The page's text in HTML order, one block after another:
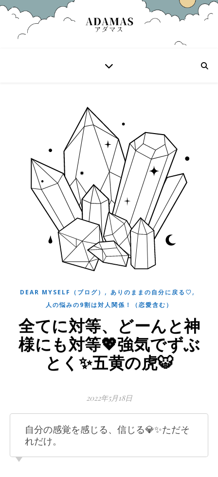
DEAR MYSELF（ブログ） , ありのままの自分に戻る♡,
人の悩みの9割は対人関係！（恋愛含む）
全てに対等、どーんと神
様にも対等💖強気でずぶ
とく✨五黄の虎🐯
2022年5月18日
自分の感覚を感じる、信じる💎✨ただそ
れだけ。